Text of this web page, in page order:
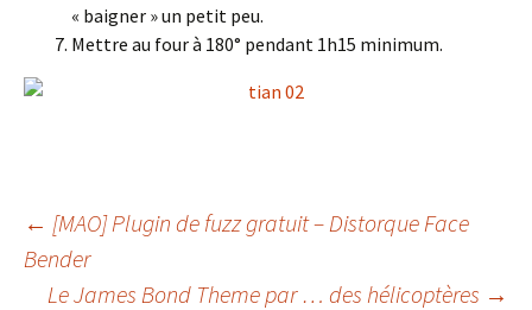
« baigner » un petit peu.
Mettre au four à 180° pendant 1h15 minimum.
Navigation
← [MAO] Plugin de fuzz gratuit – Distorque Face
Bender
Le James Bond Theme par … des hélicoptères →